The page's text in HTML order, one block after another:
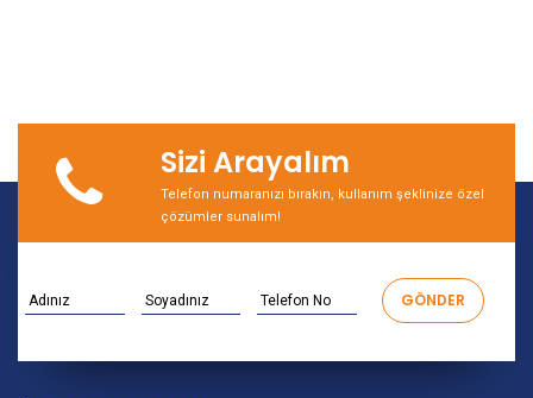
Sizi Arayalım
Telefon numaranızı bırakın, kullanım şeklinize özel
çözümler sunalım!